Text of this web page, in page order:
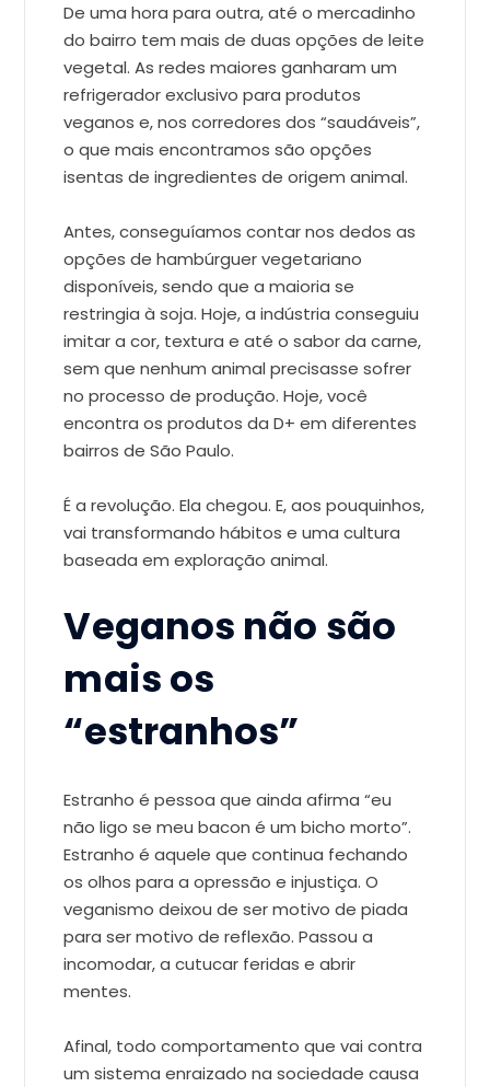
De uma hora para outra, até o mercadinho
do bairro tem mais de duas opções de leite
vegetal. As redes maiores ganharam um
refrigerador exclusivo para produtos
veganos e, nos corredores dos “saudáveis”,
o que mais encontramos são opções
isentas de ingredientes de origem animal.
Antes, conseguíamos contar nos dedos as
opções de hambúrguer vegetariano
disponíveis, sendo que a maioria se
restringia à soja. Hoje, a indústria conseguiu
imitar a cor, textura e até o sabor da carne,
sem que nenhum animal precisasse sofrer
no processo de produção. Hoje, você
encontra os produtos da D+ em diferentes
bairros de São Paulo.
É a revolução. Ela chegou. E, aos pouquinhos,
vai transformando hábitos e uma cultura
baseada em exploração animal.
Veganos não são
mais os
“estranhos”
Estranho é pessoa que ainda afirma “eu
não ligo se meu bacon é um bicho morto”.
Estranho é aquele que continua fechando
os olhos para a opressão e injustiça. O
veganismo deixou de ser motivo de piada
para ser motivo de reflexão. Passou a
incomodar, a cutucar feridas e abrir
mentes.
Afinal, todo comportamento que vai contra
um sistema enraizado na sociedade causa